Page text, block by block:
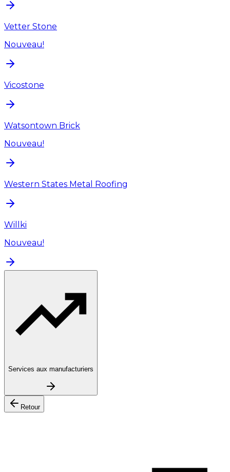
Vetter Stone
Nouveau!
Vicostone
Watsontown Brick
Nouveau!
Western States Metal Roofing
Willki
Nouveau!
Services aux manufacturiers
Retour